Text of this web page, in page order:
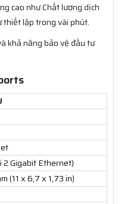
cao như Chất lượng dịch
thiết lập trong vài phút.
khả năng bảo vệ đầu tư
2 Gigabit Ethernet)
(11 x 6,7 x 1,73 in)